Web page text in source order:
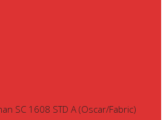
SC 1608 STD A (Oscar/Fabric)